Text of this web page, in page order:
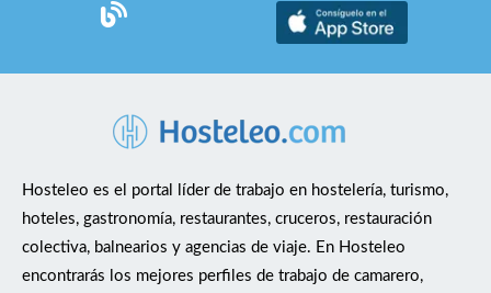
Hosteleo es el portal líder de trabajo en hostelería, turismo,
hoteles, gastronomía, restaurantes, cruceros, restauración
colectiva, balnearios y agencias de viaje. En Hosteleo
encontrarás los mejores perfiles de trabajo de camarero,